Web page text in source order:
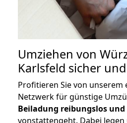
Umziehen von
Karlsfeld sicher
Profitieren Sie von unserem
Netzwerk für günstige
Beiladung reibungslos und
vonstattengeht. Dabei